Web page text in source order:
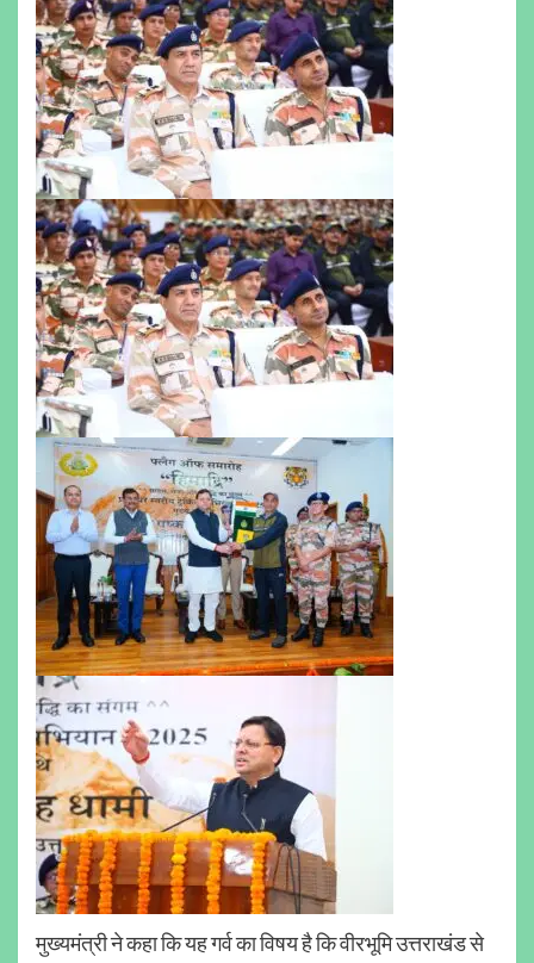
मुख्यमंत्री ने कहा कि यह गर्व का विषय है कि वीरभूमि उत्तराखंड से